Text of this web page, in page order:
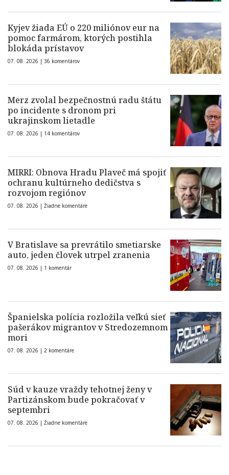
Kyjev žiada EÚ o 220 miliónov eur na
pomoc farmárom, ktorých postihla
blokáda prístavov
07. 08. 2026 | 36 komentárov
Merz zvolal bezpečnostnú radu štátu
po incidente s dronom pri
ukrajinskom lietadle
07. 08. 2026 | 14 komentárov
MIRRI: Obnova Hradu Plaveč má spojiť
ochranu kultúrneho dedičstva s
rozvojom regiónov
07. 08. 2026 | Žiadne komentáre
V Bratislave sa prevrátilo smetiarske
auto, jeden človek utrpel zranenia
07. 08. 2026 | 1 komentár
Španielska polícia rozložila veľkú sieť
pašerákov migrantov v Stredozemnom
mori
07. 08. 2026 | 2 komentáre
Súd v kauze vraždy tehotnej ženy v
Partizánskom bude pokračovať v
septembri
07. 08. 2026 | Žiadne komentáre